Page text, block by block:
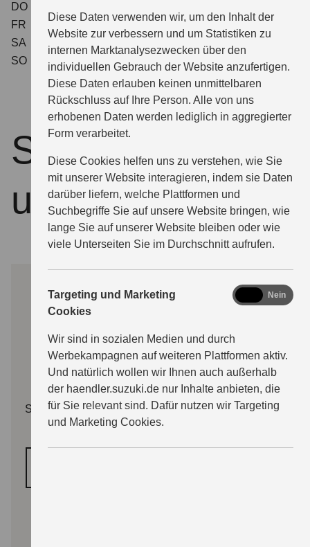
Diese Daten verwenden wir, um den Inhalt der
Website zur verbessern und um Statistiken zu
internen Marktanalysezwecken über den
individuellen Gebrauch der Website anzufertigen.
Diese Daten erlauben keinen unmittelbaren
Rückschluss auf Ihre Person. Alle von uns
erhobenen Daten werden lediglich in aggregierter
Form verarbeitet.
Diese Cookies helfen uns zu verstehen, wie Sie
mit unserer Website interagieren, indem sie Daten
darüber liefern, welche Plattformen und
Suchbegriffe Sie auf unsere Website bringen, wie
lange Sie auf unserer Website bleiben oder wie
viele Unterseiten Sie im Durchschnitt aufrufen.
Targeting und Marketing
Cookies
Wir sind in sozialen Medien und durch
Werbekampagnen auf weiteren Plattformen aktiv.
Und natürlich wollen wir Ihnen auch außerhalb
der haendler.suzuki.de nur Inhalte anbieten, die
für Sie relevant sind. Dafür nutzen wir Targeting
und Marketing Cookies.
marketing
Nein
DO
FR
07:30 - 18:00
SA
SO
geschlossen
So finden Sie zu
uns
Sie müssen erst die Kategorie "Funktionale Cookies"
freischalten.